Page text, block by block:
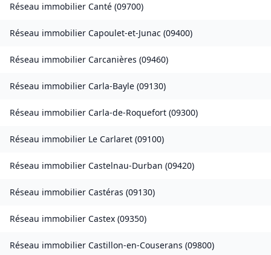
Réseau immobilier Canté (09700)
Réseau immobilier Capoulet-et-Junac (09400)
Réseau immobilier Carcanières (09460)
Réseau immobilier Carla-Bayle (09130)
Réseau immobilier Carla-de-Roquefort (09300)
Réseau immobilier Le Carlaret (09100)
Réseau immobilier Castelnau-Durban (09420)
Réseau immobilier Castéras (09130)
Réseau immobilier Castex (09350)
Réseau immobilier Castillon-en-Couserans (09800)